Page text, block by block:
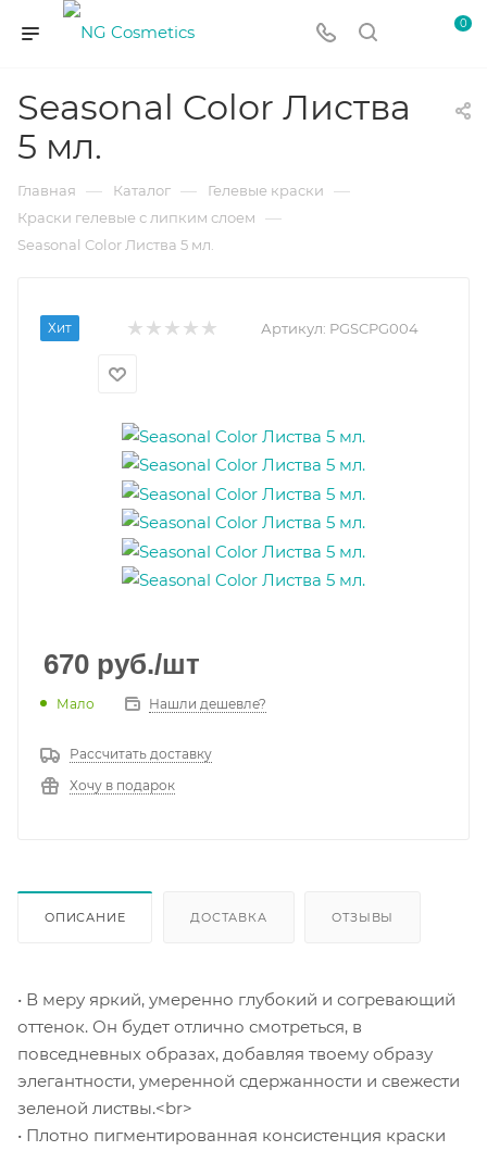
0
Seasonal Color Листва
5 мл.
Главная — Каталог — Гелевые краски —
Краски гелевые с липким слоем —
Seasonal Color Листва 5 мл.
Хит Артикул: PGSCPG004
670 руб./шт
Мало Нашли дешевле?
Рассчитать доставку
Хочу в подарок
ОПИСАНИЕ ДОСТАВКА ОТЗЫВЫ
• В меру яркий, умеренно глубокий и согревающий
оттенок. Он будет отлично смотреться, в
повседневных образах, добавляя твоему образу
элегантности, умеренной сдержанности и свежести
зеленой листвы.<br>
• Плотно пигментированная консистенция краски